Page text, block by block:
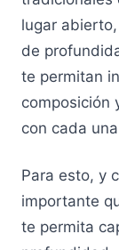
lugar
de
te permitan
composición
con cada
Para esto, y
importante
te permita